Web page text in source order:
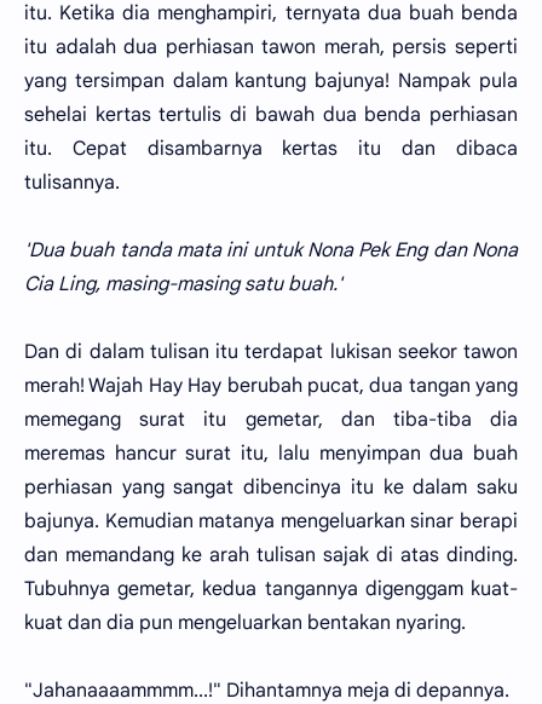
itu. Ketika dia menghampiri, ternyata dua buah benda
itu adalah dua perhiasan tawon merah, persis seperti
yang tersimpan dalam kantung bajunya! Nampak pula
sehelai kertas tertulis di bawah dua benda perhiasan
itu. Cepat disambarnya kertas itu dan dibaca
tulisannya.
'Dua buah tanda mata ini untuk Nona Pek Eng dan Nona
Cia Ling, masing-masing satu buah.'
Dan di dalam tulisan itu terdapat lukisan seekor tawon
merah! Wajah Hay Hay berubah pucat, dua tangan yang
memegang surat itu gemetar, dan tiba-tiba dia
meremas hancur surat itu, lalu menyimpan dua buah
perhiasan yang sangat dibencinya itu ke dalam saku
bajunya. Kemudian matanya mengeluarkan sinar berapi
dan memandang ke arah tulisan sajak di atas dinding.
Tubuhnya gemetar, kedua tangannya digenggam kuat-
kuat dan dia pun mengeluarkan bentakan nyaring.
"Jahanaaaammmm...!" Dihantamnya meja di depannya.